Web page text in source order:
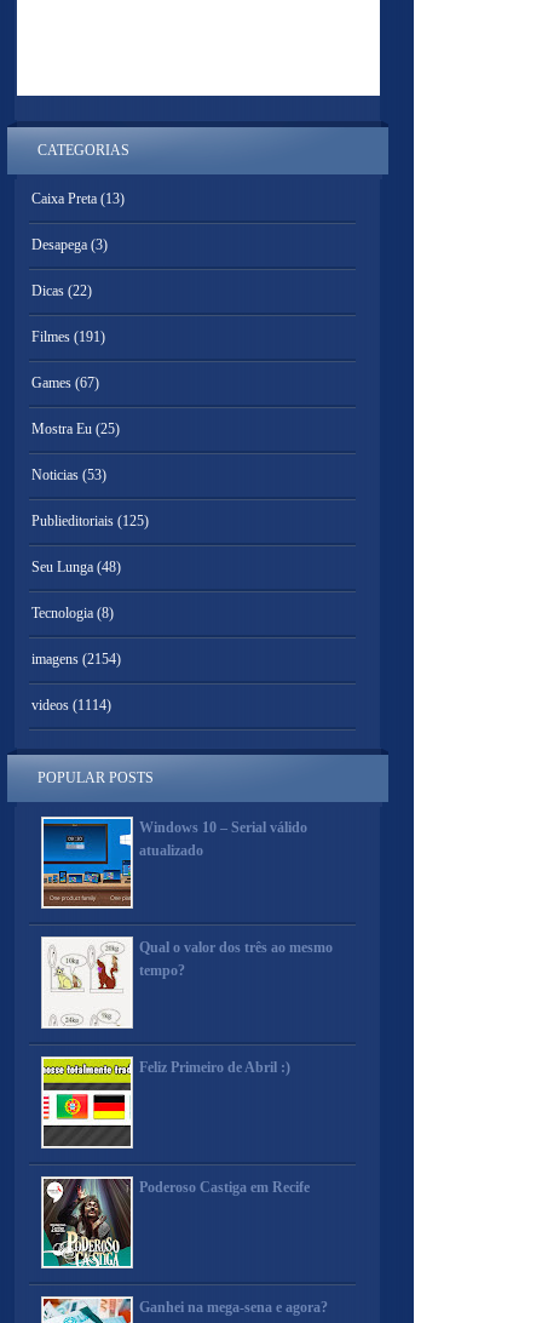
CATEGORIAS
Caixa Preta (13)
Desapega (3)
Dicas (22)
Filmes (191)
Games (67)
Mostra Eu (25)
Noticias (53)
Publieditoriais (125)
Seu Lunga (48)
Tecnologia (8)
imagens (2154)
videos (1114)
POPULAR POSTS
Windows 10 – Serial válido
atualizado
Qual o valor dos três ao mesmo
tempo?
Feliz Primeiro de Abril :)
Poderoso Castiga em Recife
Ganhei na mega-sena e agora?